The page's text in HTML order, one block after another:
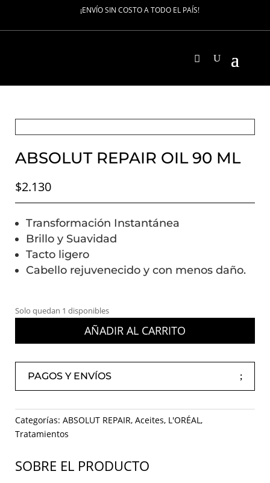
¡ENVÍO SIN COSTO A TODO EL PAÍS!
ABSOLUT REPAIR OIL 90 ML
$2.130
Transformación Instantánea
Brillo y Suavidad
Tacto ligero
Cabello rejuvenecido y con menos daño.
Solo quedan 1 disponibles
AÑADIR AL CARRITO
PAGOS Y ENVÍOS
Categorías: ABSOLUT REPAIR, Aceites, L'ORÉAL ,
Tratamientos
SOBRE EL PRODUCTO